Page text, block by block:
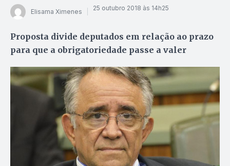
Elisama Ximenes 25 outubro 2018 às 14h25
Proposta divide deputados em relação ao prazo
para que a obrigatoriedade passe a valer